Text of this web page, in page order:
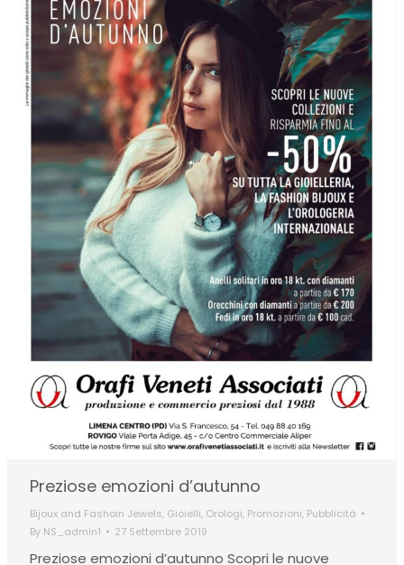
Preziose emozioni d’autunno
Bijoux and Fashoin Jewels, Gioielli, Orologi, Promozioni, Pubblicità
By NS_admin1 27 Settembre 2019
Preziose emozioni d’autunno Scopri le nuove